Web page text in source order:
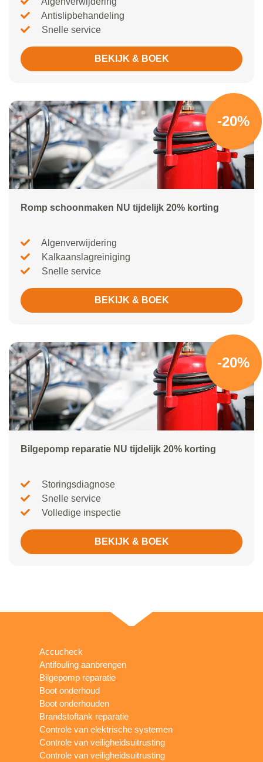
Antislipbehandeling
Snelle service
BEKIJK & BOEK
-20%
Romp schoonmaken NU tijdelijk 20% korting
Algenverwijdering
Kalkaanslagreiniging
Snelle service
BEKIJK & BOEK
-20%
Bilgepomp reparatie NU tijdelijk 20% korting
Storingsdiagnose
Snelle service
Volledige inspectie
BEKIJK & BOEK
Accucheck
Antifouling aanbrengen
Bilgepomp reparatie
Boot onderhoud
Boot onderhouden
Brandstoftank reparatie
Controle van elektrische systemen
Controle van veiligheidsuitrusting
Controle van veiligheidsuitrusting